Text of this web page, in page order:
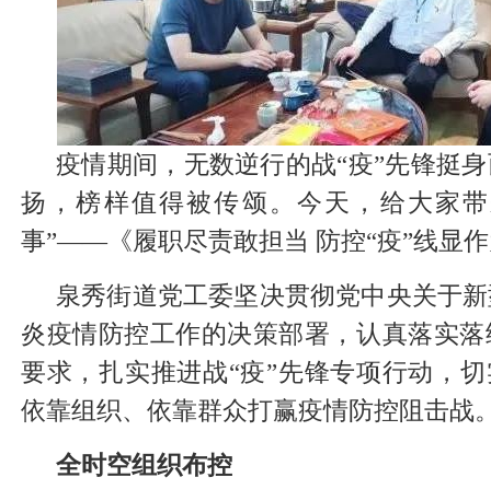
疫情期间，无数逆行的战“疫”先锋挺
扬，榜样值得被传颂。今天，给大家
事”——《履职尽责敢担当 防控“疫”线显
泉秀街道党工委坚决贯彻党中央关于
炎疫情防控工作的决策部署，认真落实
要求，扎实推进战“疫”先锋专项行动，
依靠组织、依靠群众打赢疫情防控阻击战
全时空组织布控